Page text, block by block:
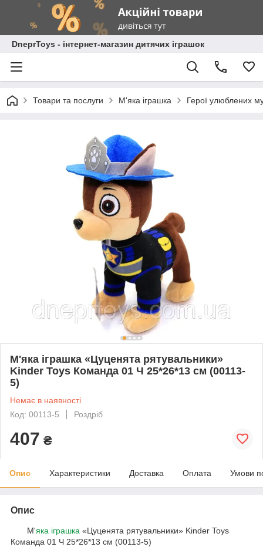
DneprToys - інтернет-магазин дитячих іграшок
Товари та послуги М'яка іграшка Герої улюблених
М'яка іграшка «Цуценята рятувальники»
Kinder Toys Команда 01 Ч 25*26*13 см (00113-
5)
Немає в наявності
Код: 00113-5
Роздріб
407 ₴
Опис Характеристики Доставка Оплата Умови
Опис
М'яка іграшка «Цуценята рятувальники» Kinder Toys
Команда 01 Ч 25*26*13 см (00113-5)